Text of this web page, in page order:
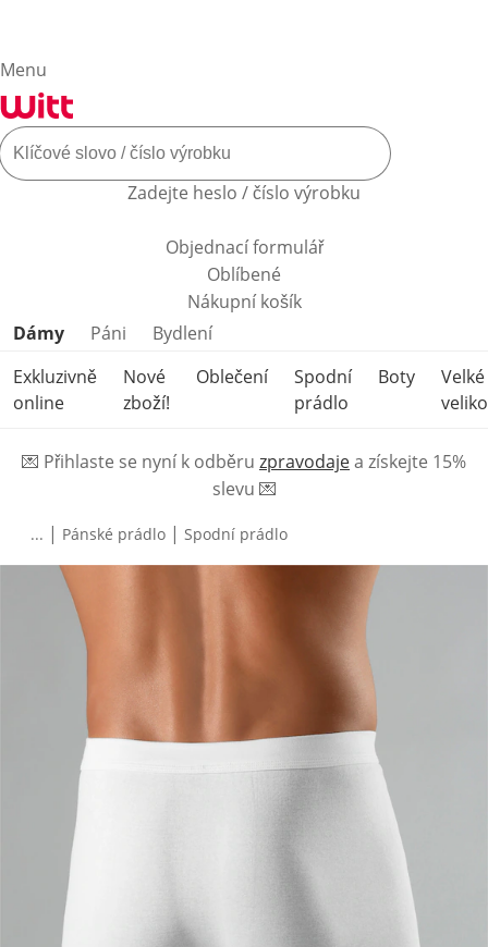
Menu
Zadejte heslo / číslo výrobku
Objednací formulář
Oblíbené
Nákupní košík
Přeskočit kategorie produktů
Dámy Páni
Bydlení
Exkluzivně
online
Nové
zboží!
Oblečení
Spodní
prádlo
Boty
Velké
💌 Přihlaste se nyní k odběru zpravodajea získejte 15%
slevu 💌
... | Pánské prádlo | Spodní prádlo